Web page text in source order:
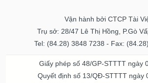
Vận hành bởi CTCP Tài
Trụ sở: 28/47 Lê Thị Hồng, P.Gò
Tel: (84.28) 3848 7238 - Fax:
Giấy phép số 48/GP-STTTT ngày
Quyết định số 13/QĐ-STTTT ngày